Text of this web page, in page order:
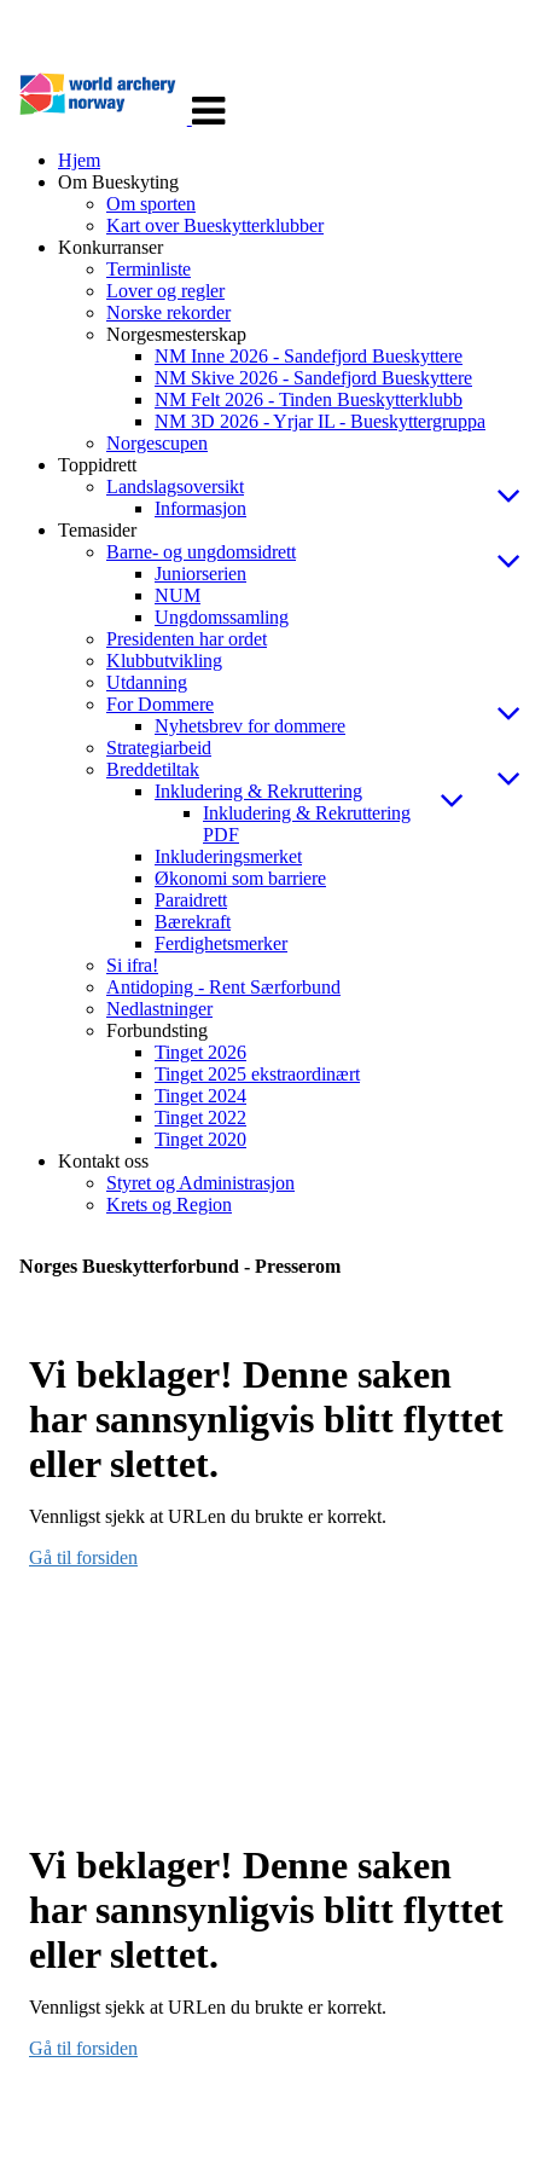
navigasjon
Hjem
Om Bueskyting
Om sporten
Kart over Bueskytterklubber
Konkurranser
Terminliste
Lover og regler
Norske rekorder
Norgesmesterskap
NM Inne 2026 - Sandefjord Bueskyttere
NM Skive 2026 - Sandefjord Bueskyttere
NM Felt 2026 - Tinden Bueskytterklubb
NM 3D 2026 - Yrjar IL - Bueskyttergruppa
Norgescupen
Toppidrett
Landslagsoversikt
Informasjon
Temasider
Barne- og ungdomsidrett
Juniorserien
NUM
Ungdomssamling
Presidenten har ordet
Klubbutvikling
Utdanning
For Dommere
Nyhetsbrev for dommere
Strategiarbeid
Breddetiltak
Inkludering & Rekruttering
Inkludering & Rekruttering
PDF
Inkluderingsmerket
Økonomi som barriere
Paraidrett
Bærekraft
Ferdighetsmerker
Si ifra!
Antidoping - Rent Særforbund
Nedlastninger
Forbundsting
Tinget 2026
Tinget 2025 ekstraordinært
Tinget 2024
Tinget 2022
Tinget 2020
Kontakt oss
Styret og Administrasjon
Krets og Region
Norges Bueskytterforbund - Presserom